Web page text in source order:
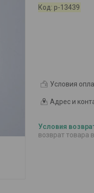
Код: р-13439
Условия
Адрес и
возврат товара